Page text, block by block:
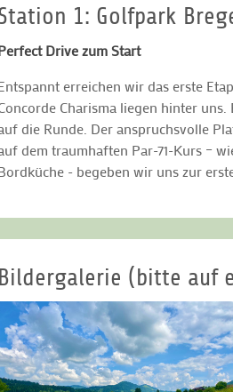
1: Golfpark
Drive zum Start
erreichen wir das erste
Charisma liegen hinter
die Runde. Der anspruchsvolle
dem traumhaften Par-71-Kurs –
- begeben wir uns zur
Bildergalerie (bitte auf